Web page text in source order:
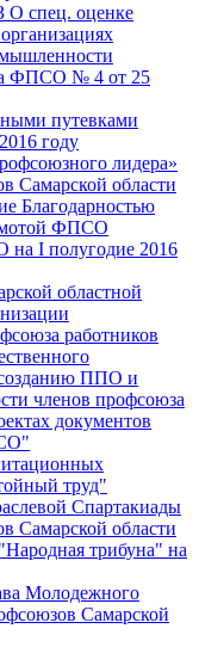
О спец. оценке
ФПСО № 4 от 25
путевками
году
лидера»
Самарской области
Благодарностью
ФПСО
I полугодие 2016
областной
работников
ППО и
членов профсоюза
документов
труд"
Спартакиады
Самарской области
трибуна" на
Молодежного
Самарской